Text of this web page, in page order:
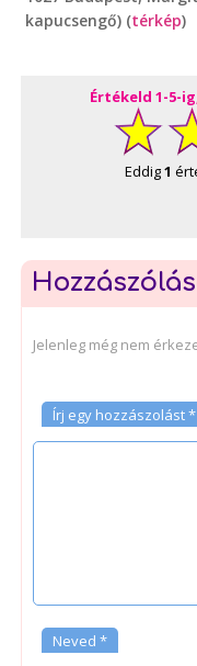
kapucsengő) (térkép)
Értékeld 1-5-
Eddig1
Jelenleg még nem
Írj egy hozzászolást *
Neved *